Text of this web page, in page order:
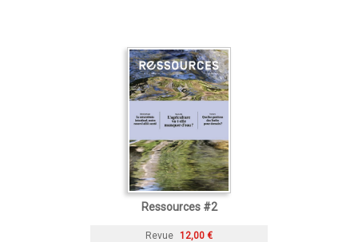
Ressources #2
Revue 12,00 €